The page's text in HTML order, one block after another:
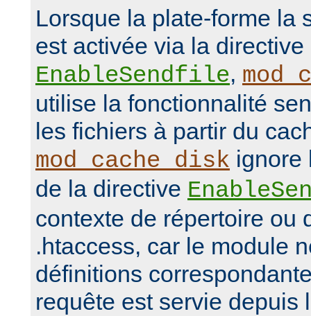
Lorsque la plate-forme la
est activée via la directive
EnableSendfile,
utilise la fonctionnalité
les fichiers à partir du
mod_cache_disk ignore
de la directive
contexte de répertoire ou
.htaccess, car le module
définitions
requête est servie depuis